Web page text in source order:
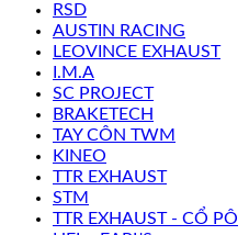
RSD
AUSTIN RACING
LEOVINCE EXHAUST
I.M.A
SC PROJECT
BRAKETECH
TAY CÔN TWM
KINEO
TTR EXHAUST
STM
TTR EXHAUST - CỔ PÔ